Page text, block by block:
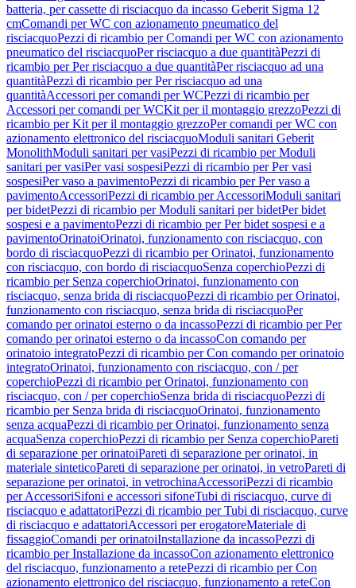
batteria, per cassette di risciacquo da incasso Geberit Sigma 12
cmComandi per WC con azionamento pneumatico del
risciacquoPezzi di ricambio per Comandi per WC con azionamento
pneumatico del risciacquoPer risciacquo a due quantitàPezzi di
ricambio per Per risciacquo a due quantitàPer risciacquo ad una
quantitàPezzi di ricambio per Per risciacquo ad una
quantitàAccessori per comandi per WCPezzi di ricambio per
Accessori per comandi per WCKit per il montaggio grezzoPezzi di
ricambio per Kit per il montaggio grezzoPer comandi per WC con
azionamento elettronico del risciacquoModuli sanitari Geberit
MonolithModuli sanitari per vasiPezzi di ricambio per Moduli
sanitari per vasiPer vasi sospesiPezzi di ricambio per Per vasi
sospesiPer vaso a pavimentoPezzi di ricambio per Per vaso a
pavimentoAccessoriPezzi di ricambio per AccessoriModuli sanitari
per bidetPezzi di ricambio per Moduli sanitari per bidetPer bidet
sospesi e a pavimentoPezzi di ricambio per Per bidet sospesi e a
pavimentoOrinatoiOrinatoi, funzionamento con risciacquo, con
bordo di risciacquoPezzi di ricambio per Orinatoi, funzionamento
con risciacquo, con bordo di risciacquoSenza coperchioPezzi di
ricambio per Senza coperchioOrinatoi, funzionamento con
risciacquo, senza brida di risciacquoPezzi di ricambio per Orinatoi,
funzionamento con risciacquo, senza brida di risciacquoPer
comando per orinatoi esterno o da incassoPezzi di ricambio per Per
comando per orinatoi esterno o da incassoCon comando per
orinatoio integratoPezzi di ricambio per Con comando per orinatoio
integratoOrinatoi, funzionamento con risciacquo, con / per
coperchioPezzi di ricambio per Orinatoi, funzionamento con
risciacquo, con / per coperchioSenza brida di risciacquoPezzi di
ricambio per Senza brida di risciacquoOrinatoi, funzionamento
senza acquaPezzi di ricambio per Orinatoi, funzionamento senza
acquaSenza coperchioPezzi di ricambio per Senza coperchioPareti
di separazione per orinatoiPareti di separazione per orinatoi, in
materiale sinteticoPareti di separazione per orinatoi, in vetroPareti di
separazione per orinatoi, in vetrochinaAccessoriPezzi di ricambio
per AccessoriSifoni e accessori sifoneTubi di risciacquo, curve di
risciacquo e adattatoriPezzi di ricambio per Tubi di risciacquo, curve
di risciacquo e adattatoriAccessori per erogatoreMateriale di
fissaggioComandi per orinatoiInstallazione da incassoPezzi di
ricambio per Installazione da incassoCon azionamento elettronico
del risciacquo, funzionamento a retePezzi di ricambio per Con
azionamento elettronico del risciacquo, funzionamento a reteCon